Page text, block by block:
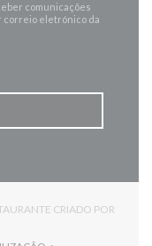
comunicações
correio eletrónico da
CRIADO POR